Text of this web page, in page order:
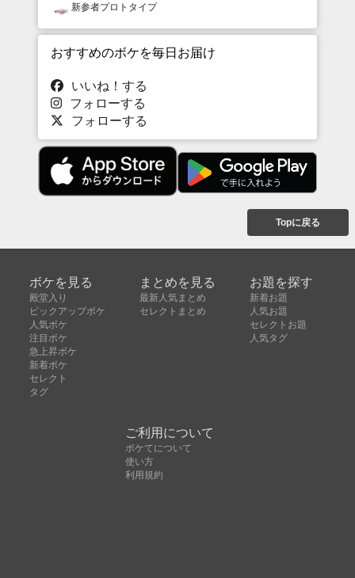
新参者プロトタイプ
おすすめのボケを毎日お届け
いいね！する
フォローする
フォローする
Topに戻る
ボケを見る
殿堂入り
ピックアップボケ
人気ボケ
注目ボケ
急上昇ボケ
新着ボケ
セレクト
タグ
まとめを見る
最新人気まとめ
セレクトまとめ
お題を探す
新着お題
人気お題
セレクトお題
人気タグ
ご利用について
ボケてについて
使い方
利用規約